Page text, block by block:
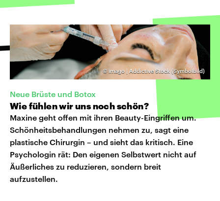
© imago | Addictive Stock (Symbolbild)
Neue Brüste und Botox
Wie fühlen wir uns noch schön?
Maxine geht offen mit ihren Beauty-Eingriffen um.
Schönheitsbehandlungen nehmen zu, sagt eine
plastische Chirurgin – und sieht das kritisch. Eine
Psychologin rät: Den eigenen Selbstwert nicht auf
Äußerliches zu reduzieren, sondern breit
aufzustellen.